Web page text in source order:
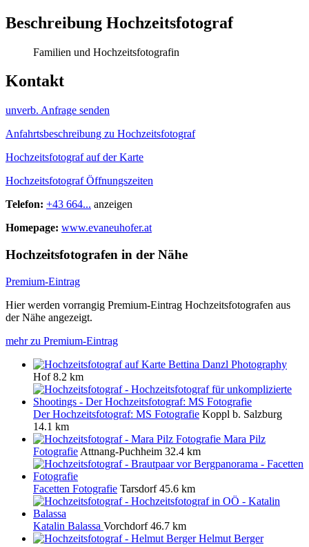
Beschreibung Hochzeitsfotograf
Familien und Hochzeitsfotografin
Kontakt
unverb. Anfrage senden
Anfahrtsbeschreibung zu Hochzeitsfotograf
Hochzeitsfotograf auf der Karte
Hochzeitsfotograf Öffnungszeiten
Telefon: +43 664... anzeigen
Homepage: www.evaneuhofer.at
Hochzeitsfotografen in der Nähe
Premium-Eintrag
Hier werden vorrangig Premium-Eintrag Hochzeitsfotografen aus
der Nähe angezeigt.
mehr zu Premium-Eintrag
Bettina Danzl Photography
Hof 8.2 km
Der Hochzeitsfotograf: MS Fotografie Koppl b. Salzburg
14.1 km
Mara Pilz
Fotografie Attnang-Puchheim 32.4 km
Facetten Fotografie Tarsdorf 45.6 km
Katalin Balassa Vorchdorf46.7 km
Helmut Berger